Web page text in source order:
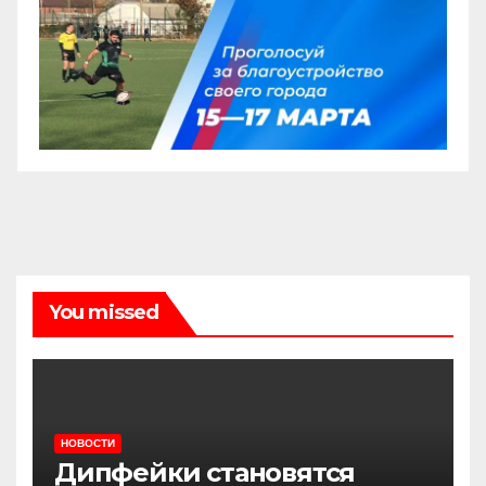
You missed
НОВОСТИ
Дипфейки становятся